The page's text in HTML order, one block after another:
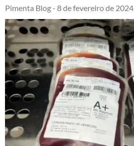
Pimenta Blog - 8 de fevereiro de 2024